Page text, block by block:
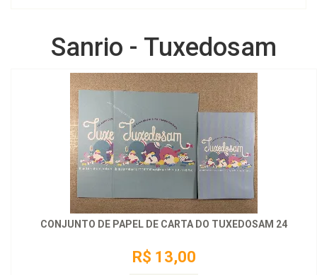
Sanrio - Tuxedosam
CONJUNTO DE PAPEL DE CARTA DO TUXEDOSAM 24
R$ 13,00